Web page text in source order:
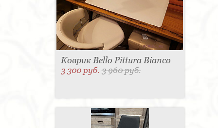
Коврик Bello Pittura Bianco
3 300 руб.3 960 руб.